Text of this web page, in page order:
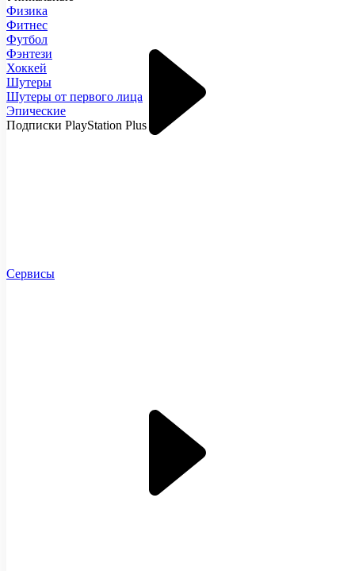
Сервисы
Физика
Фитнес
Футбол
Фэнтези
Хоккей
Шутеры
Шутеры от первого лица
Эпические
Подписки PlayStation Plus